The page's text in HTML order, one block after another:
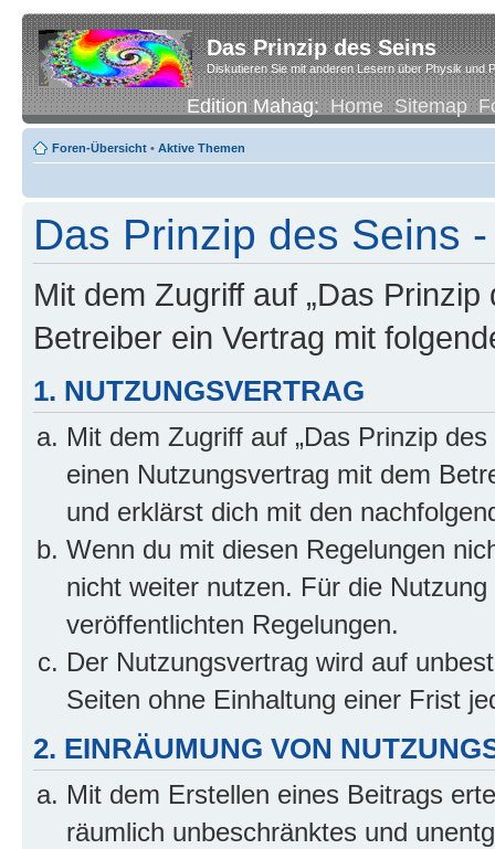
Das Prinzip des Seins
Diskutieren Sie mit anderen Lesern über Physik und
Edition Mahag:Home Sitemap
Foren-Übersicht • Aktive Themen
Das Prinzip des Seins
Mit dem Zugriff auf „Das
Betreiber ein Vertrag mit
1. NUTZUNGSVERTRAG
Mit dem Zugriff auf „Das Prinzip
einen Nutzungsvertrag mit dem
und erklärst dich mit den
Wenn du mit diesen Regelungen
nicht weiter nutzen. Für die
veröffentlichten Regelungen.
Der Nutzungsvertrag wird auf
Seiten ohne Einhaltung einer Frist
2. EINRÄUMUNG VON
Mit dem Erstellen eines Beitrags
räumlich unbeschränktes und